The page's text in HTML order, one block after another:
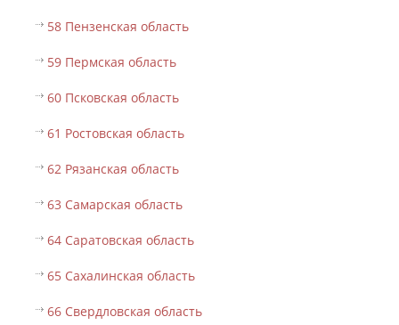
58 Пензенская область
59 Пермская область
60 Псковская область
61 Ростовская область
62 Рязанская область
63 Самарская область
64 Саратовская область
65 Сахалинская область
66 Свердловская область